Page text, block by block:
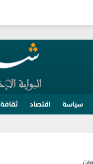
سياسة اقتصاد ثقافة